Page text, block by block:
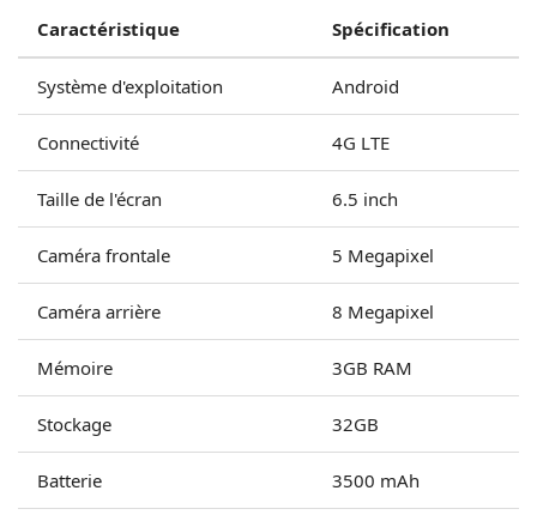
Caractéristique Spécification
Système d'exploitation Android
Connectivité 4G LTE
Taille de l'écran 6.5 inch
Caméra frontale 5 Megapixel
Caméra arrière 8 Megapixel
Mémoire 3GB RAM
Stockage 32GB
Batterie 3500 mAh